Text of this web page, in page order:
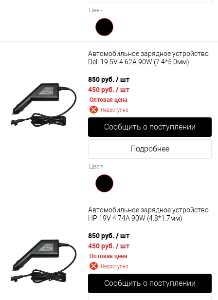
Цвет
Автомобильное зарядное устройство
Dell 19.5V 4.62A 90W (7.4*5.0мм)
850 руб. / шт
450 руб. / шт
Оптовая цена
Недоступно
Сообщить о поступлении
Подробнее
Цвет
Автомобильное зарядное устройство
HP 19V 4.74A 90W (4.8*1.7мм)
850 руб. / шт
450 руб. / шт
Оптовая цена
Недоступно
Сообщить о поступлении